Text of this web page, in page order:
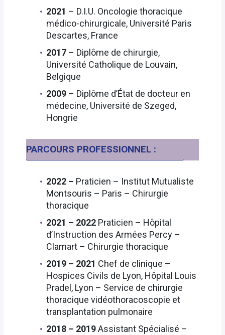
2021 – D.I.U. Oncologie thoracique
médico-chirurgicale, Université Paris
Descartes, France
2017 – Diplôme de chirurgie,
Université Catholique de Louvain,
Belgique
2009 – Diplôme d’État de docteur en
médecine, Université de Szeged,
Hongrie
PARCOURS PROFESSIONNEL :
2022 – Praticien – Institut Mutualiste
Montsouris – Paris – Chirurgie
thoracique
2021 – 2022 Praticien – Hôpital
d’Instruction des Armées Percy –
Clamart – Chirurgie thoracique
2019 – 2021 Chef de clinique –
Hospices Civils de Lyon, Hôpital Louis
Pradel, Lyon – Service de chirurgie
thoracique vidéothoracoscopie et
transplantation pulmonaire
2018 – 2019Assistant Spécialisé –